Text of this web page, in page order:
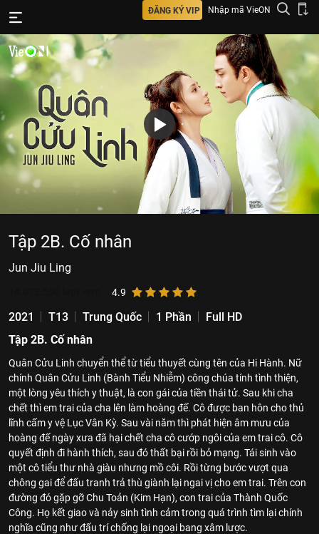
ĐĂNG KÝ VIP Nhập mã VieON
Tập 2B. Cố nhân
Jun Jiu Ling
4.9
2021 T13 Trung Quốc 1 Phần
Full HD
Tập 2B. Cố nhân
Quân Cửu Linh chuyển thể từ tiểu thuyết cùng tên của Hi Hành. Nữ
chính Quân Cửu Linh (Bành Tiểu Nhiễm) công chúa tính tình thiện,
một lòng yêu thích y thuật, là con gái của tiền thái tử. Sau khi cha
chết thì em trai của cha lên làm hoàng đế. Cô được ban hôn cho thủ
lĩnh cấm y vệ Lục Vân Kỳ. Sau vài năm thì phát hiện âm mưu của
hoàng đế ngày xưa đã hại chết cha cô cướp ngôi của em trai cô. Cô
quyết định đi hành thích, sau đó thất bại rồi bỏ mạng. Tái sinh vào
một cô tiểu thư nhà giàu nhưng mồ côi. Rồi từng bước vượt qua
chông gai để đấu tranh trả thù giành lại ngai vị cho em trai. Trên con
đường đó gặp gỡ Chu Toản (Kim Hạn), con trai của Thành Quốc
Công. Họ kết giao và nảy sinh tình cảm trong quá trình tìm lại chính
nghĩa cũng như đấu trí chống lại ngoại bang xâm lược.